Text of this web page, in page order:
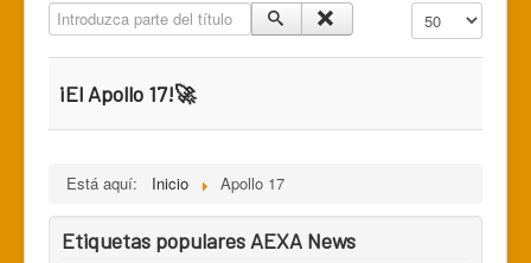
Centro de Informática AEXA
Space Kidz
Introduzca parte del título Cantidad a
¡El Apollo 17!🚀
Está aquí: Inicio Apollo 17
Etiquetas populares AEXA News